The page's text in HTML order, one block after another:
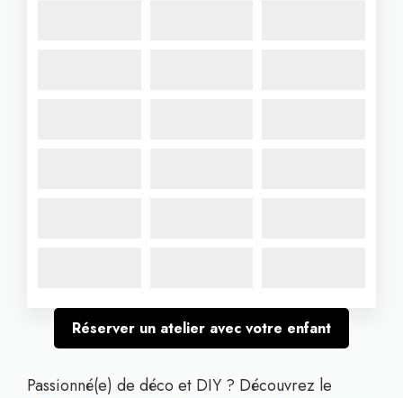
Réserver un atelier avec votre enfant
Passionné(e) de déco et DIY ? Découvrez le